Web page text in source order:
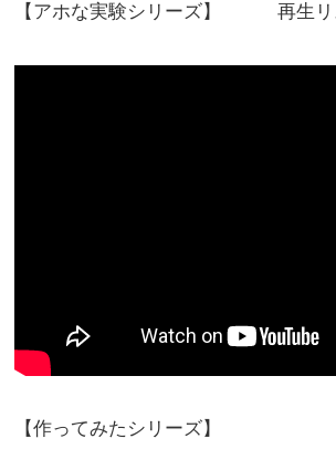
【アホな実験シリーズ】 再生リ
【作ってみたシリーズ】